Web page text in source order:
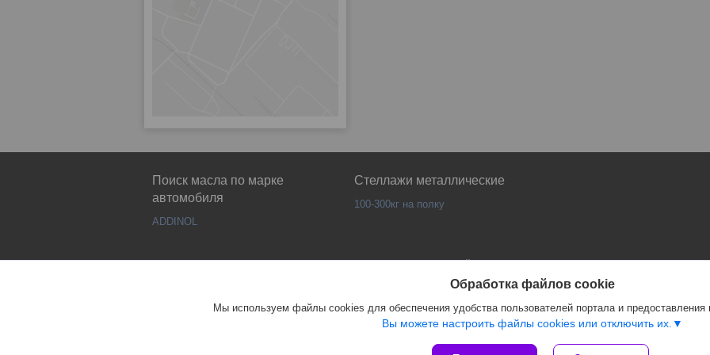
Поиск масла по марке
автомобиля
ADDINOL
Стеллажи металлические
100-300кг на полку
Сайт создан на платформе Deal.by
Политика обработки файлов cookies
Обработка файлов cookie
Мы используем файлы cookies для обеспечения удобства пользователей портала и предоставления
Вы можете настроить файлы cookies или отключить их.
PANKOR |
Пожаловаться на контент
Select Language ▼